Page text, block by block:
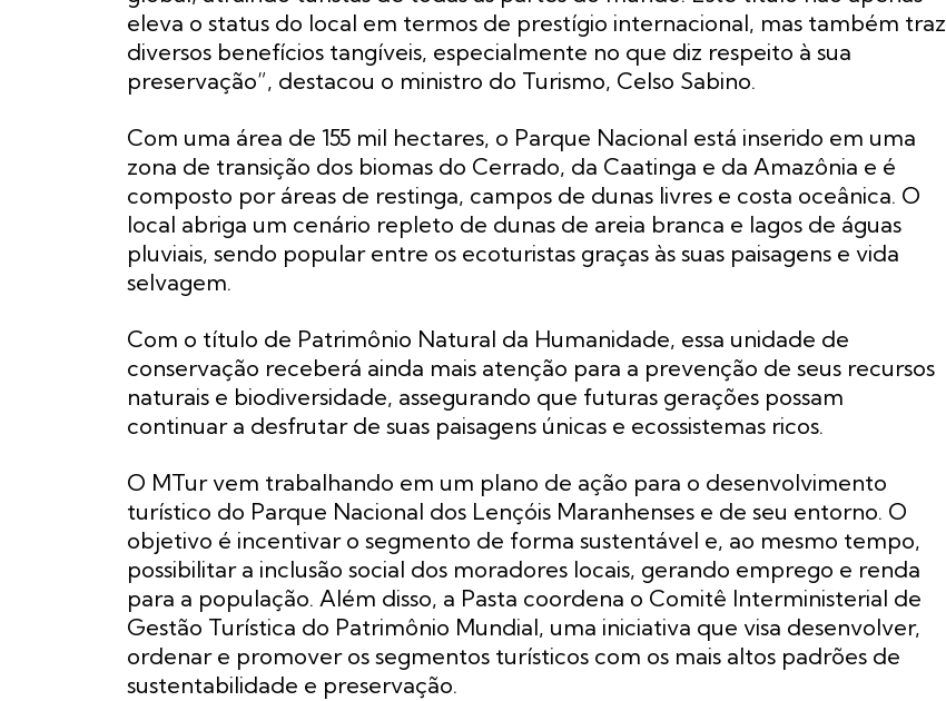
eleva o status do local em termos de prestígio internacional, mas também traz
diversos benefícios tangíveis, especialmente no que diz respeito à sua
preservação”, destacou o ministro do Turismo, Celso Sabino.
Com uma área de 155 mil hectares, o Parque Nacional está inserido em uma
zona de transição dos biomas do Cerrado, da Caatinga e da Amazônia e é
composto por áreas de restinga, campos de dunas livres e costa oceânica. O
local abriga um cenário repleto de dunas de areia branca e lagos de águas
pluviais, sendo popular entre os ecoturistas graças às suas paisagens e vida
selvagem.
Com o título de Patrimônio Natural da Humanidade, essa unidade de
conservação receberá ainda mais atenção para a prevenção de seus recursos
naturais e biodiversidade, assegurando que futuras gerações possam
continuar a desfrutar de suas paisagens únicas e ecossistemas ricos.
O MTur vem trabalhando em um plano de ação para o desenvolvimento
turístico do Parque Nacional dos Lençóis Maranhenses e de seu entorno. O
objetivo é incentivar o segmento de forma sustentável e, ao mesmo tempo,
possibilitar a inclusão social dos moradores locais, gerando emprego e renda
para a população. Além disso, a Pasta coordena o Comitê Interministerial de
Gestão Turística do Patrimônio Mundial, uma iniciativa que visa desenvolver,
ordenar e promover os segmentos turísticos com os mais altos padrões de
sustentabilidade e preservação.